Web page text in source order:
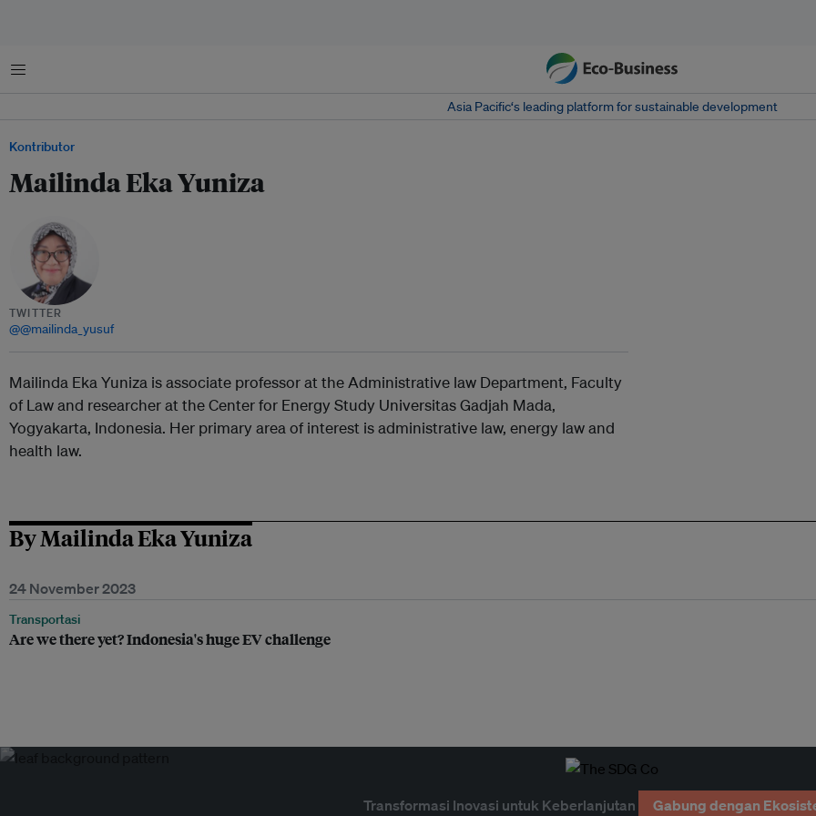
Menu
Asia Pacific‘s leading platform for sustainable development
Kontributor
Mailinda Eka Yuniza
TWITTER
@@mailinda_yusuf
Mailinda Eka Yuniza is associate professor at the Administrative law Department, Faculty
of Law and researcher at the Center for Energy Study Universitas Gadjah Mada,
Yogyakarta, Indonesia. Her primary area of interest is administrative law, energy law and
health law.
By Mailinda Eka Yuniza
24 November 2023
Transportasi
Are we there yet? Indonesia's huge EV challenge
Transformasi Inovasi untuk Keberlanjutan Gabung dengan